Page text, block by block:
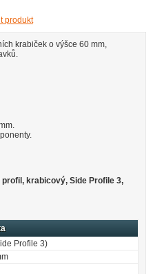
produkt
krabiček o výšce 60 mm,
krabicový, Side Profile 3,
Profile 3)